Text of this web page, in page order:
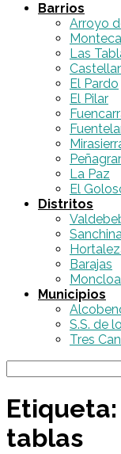
Barrios
Arroyo
Las
El Pardo
El Pilar
La Paz
El
Distritos
Barajas
Municipios
S.S. de
Tres
tablas